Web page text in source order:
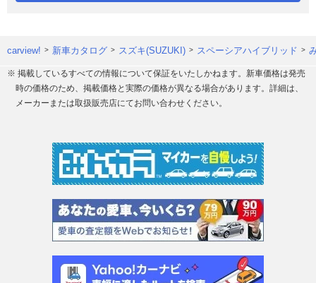
carview! 新車カタログ スズキ(SUZUKI) スペーシアハイブリッド
※ 掲載しているすべての情報について保証をいたしかねます。新車価格は発売
時の価格のため、掲載価格と実際の価格が異なる場合があります。詳細は、
メーカーまたは取扱販売店にてお問い合わせください。